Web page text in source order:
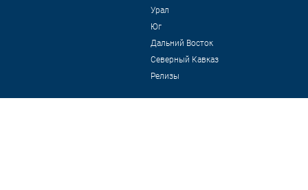
Урал
Юг
Дальний Восток
Северный Кавказ
Релизы